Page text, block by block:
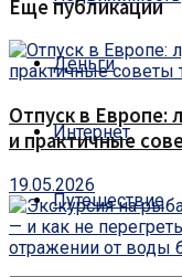
Деньги
Интернет
Путешествие
Еще публикации
Отпуск в Европе:
и практичные
19.05.2026